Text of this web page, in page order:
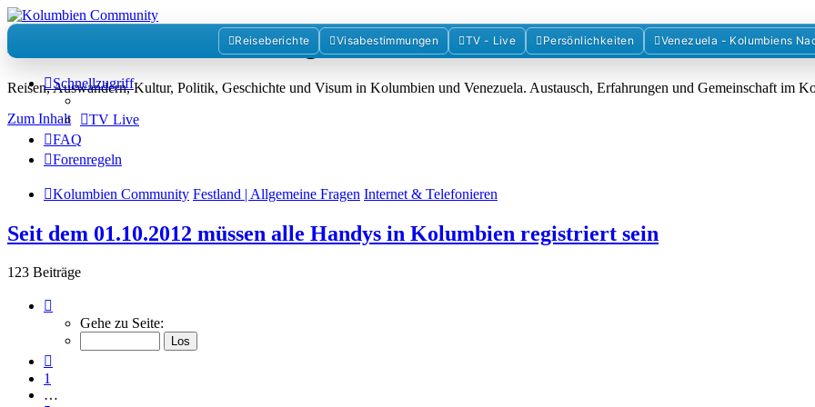
Kolumbienforum - Das grosse Forum der Freunde Kolumbiens
Reisen, Auswandern, Kultur, Politik, Geschichte und Visum in Kolumbien und Venezuela. Austausch, Erfahrungen und Gemeinschaft im
Zum Inhalt
Reiseberichte Visabestimmungen TV - Live Persönlichkeiten Venezuela - Kolumbiens
Schnellzugriff
TV Live
FAQ
Forenregeln
Kolumbien Community Festland | Allgemeine Fragen Internet & Telefonieren
Seit dem 01.10.2012 müssen alle Handys in Kolumbien registriert sein
123 Beiträge
von
Gehe zu Seite:
1
…